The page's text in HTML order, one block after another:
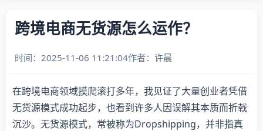
跨境电商无货源怎么运作？
时间：2025-11-06 11:21:04作者： 许晨
在跨境电商领域摸爬滚打多年，我见证了大量创业者凭借
无货源模式成功起步，也看到许多人因误解其本质而折戟
沉沙。无货源模式，常被称为Dropshipping，并非指真